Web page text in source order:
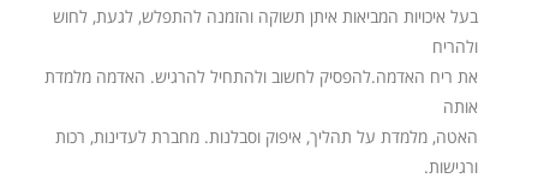
בעל איכויות המביאות איתן תשוקה והזמנה להתפלש, לגעת, לחוש
ולהריח
את ריח האדמה.להפסיק לחשוב ולהתחיל להרגיש. האדמה מלמדת
אותה
האטה, מלמדת על תהליך, איפוק וסבלנות. מחברת לעדינות, רכות
ורגישות.